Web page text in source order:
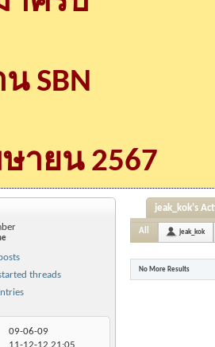
SBN
ษายน 2567
threads
09-06-09
jeak_kok's
All jeak_kok
No More Results